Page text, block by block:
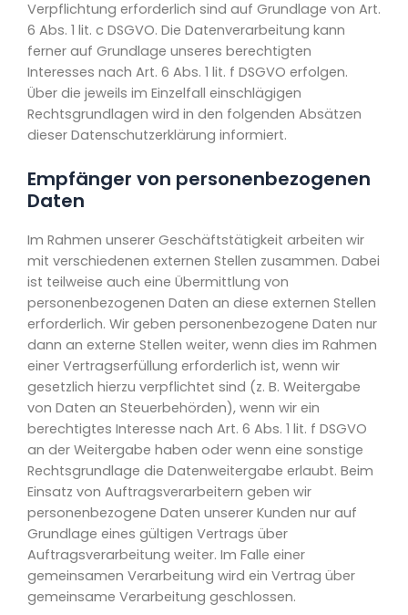
Verpflichtung erforderlich sind auf Grundlage von Art.
6 Abs. 1 lit. c DSGVO. Die Datenverarbeitung kann
ferner auf Grundlage unseres berechtigten
Interesses nach Art. 6 Abs. 1 lit. f DSGVO erfolgen.
Über die jeweils im Einzelfall einschlägigen
Rechtsgrundlagen wird in den folgenden Absätzen
dieser Datenschutzerklärung informiert.
Empfänger von personenbezogenen
Daten
Im Rahmen unserer Geschäftstätigkeit arbeiten wir
mit verschiedenen externen Stellen zusammen. Dabei
ist teilweise auch eine Übermittlung von
personenbezogenen Daten an diese externen Stellen
erforderlich. Wir geben personenbezogene Daten nur
dann an externe Stellen weiter, wenn dies im Rahmen
einer Vertragserfüllung erforderlich ist, wenn wir
gesetzlich hierzu verpflichtet sind (z. B. Weitergabe
von Daten an Steuerbehörden), wenn wir ein
berechtigtes Interesse nach Art. 6 Abs. 1 lit. f DSGVO
an der Weitergabe haben oder wenn eine sonstige
Rechtsgrundlage die Datenweitergabe erlaubt. Beim
Einsatz von Auftragsverarbeitern geben wir
personenbezogene Daten unserer Kunden nur auf
Grundlage eines gültigen Vertrags über
Auftragsverarbeitung weiter. Im Falle einer
gemeinsamen Verarbeitung wird ein Vertrag über
gemeinsame Verarbeitung geschlossen.